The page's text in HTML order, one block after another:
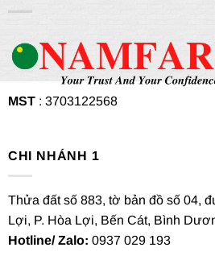
MST: 3703122568
CHI NHÁNH 1
Thửa đất số 883, tờ bản đồ số 04,
Lợi, P. Hòa Lợi, Bến Cát, Bình
Hotline/ Zalo: 0937 029 193